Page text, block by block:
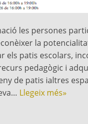
les persones
la
els patis escolars,
pedagògic i
de patis ialtres
Llegeix més»